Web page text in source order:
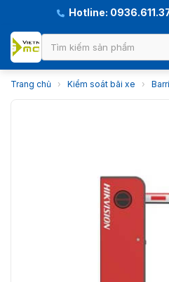
Hotline:
Trang chủ › Kiểm soát bãi xe ›